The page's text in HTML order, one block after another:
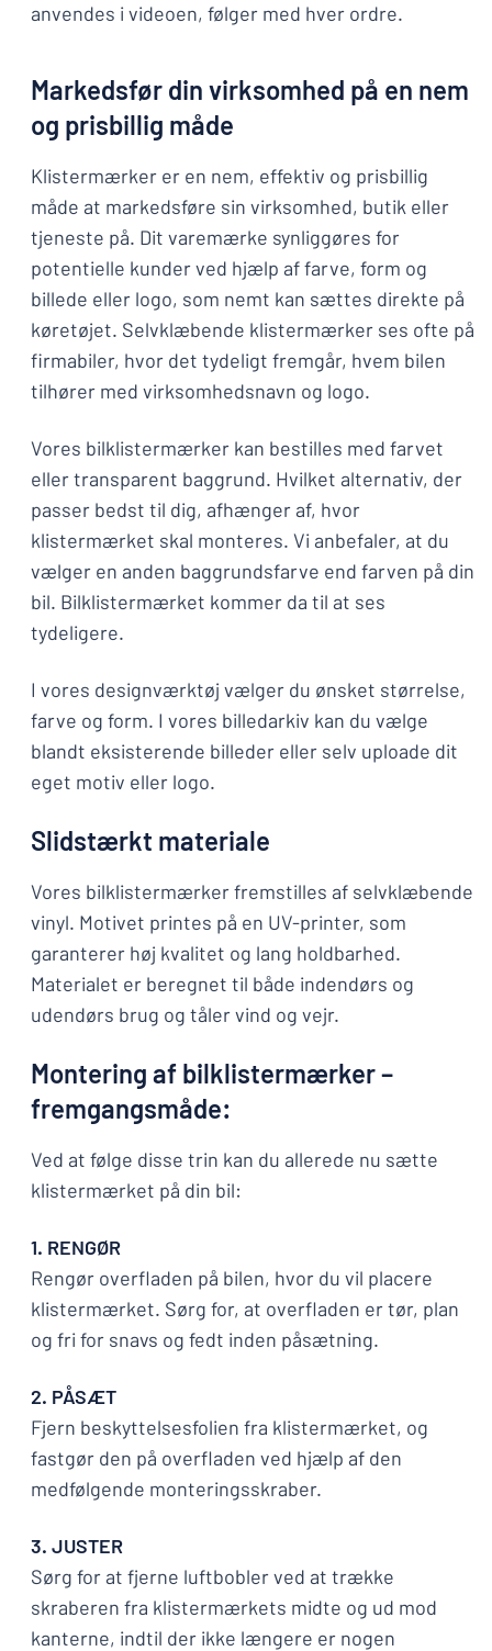
anvendes i videoen, følger med hver ordre.
Markedsfør din virksomhed på en nem
og prisbillig måde
Klistermærker er en nem, effektiv og prisbillig
måde at markedsføre sin virksomhed, butik eller
tjeneste på. Dit varemærke synliggøres for
potentielle kunder ved hjælp af farve, form og
billede eller logo, som nemt kan sættes direkte på
køretøjet. Selvklæbende klistermærker ses ofte på
firmabiler, hvor det tydeligt fremgår, hvem bilen
tilhører med virksomhedsnavn og logo.
Vores bilklistermærker kan bestilles med farvet
eller transparent baggrund. Hvilket alternativ, der
passer bedst til dig, afhænger af, hvor
klistermærket skal monteres. Vi anbefaler, at du
vælger en anden baggrundsfarve end farven på din
bil. Bilklistermærket kommer da til at ses
tydeligere.
I vores designværktøj vælger du ønsket størrelse,
farve og form. I vores billedarkiv kan du vælge
blandt eksisterende billeder eller selv uploade dit
eget motiv eller logo.
Slidstærkt materiale
Vores bilklistermærker fremstilles af selvklæbende
vinyl. Motivet printes på en UV-printer, som
garanterer høj kvalitet og lang holdbarhed.
Materialet er beregnet til både indendørs og
udendørs brug og tåler vind og vejr.
Montering af bilklistermærker –
fremgangsmåde:
Ved at følge disse trin kan du allerede nu sætte
klistermærket på din bil:
1. RENGØR
Rengør overfladen på bilen, hvor du vil placere
klistermærket. Sørg for, at overfladen er tør, plan
og fri for snavs og fedt inden påsætning.
2. PÅSÆT
Fjern beskyttelsesfolien fra klistermærket, og
fastgør den på overfladen ved hjælp af den
medfølgende monteringsskraber.
3. JUSTER
Sørg for at fjerne luftbobler ved at trække
skraberen fra klistermærkets midte og ud mod
kanterne, indtil der ikke længere er nogen